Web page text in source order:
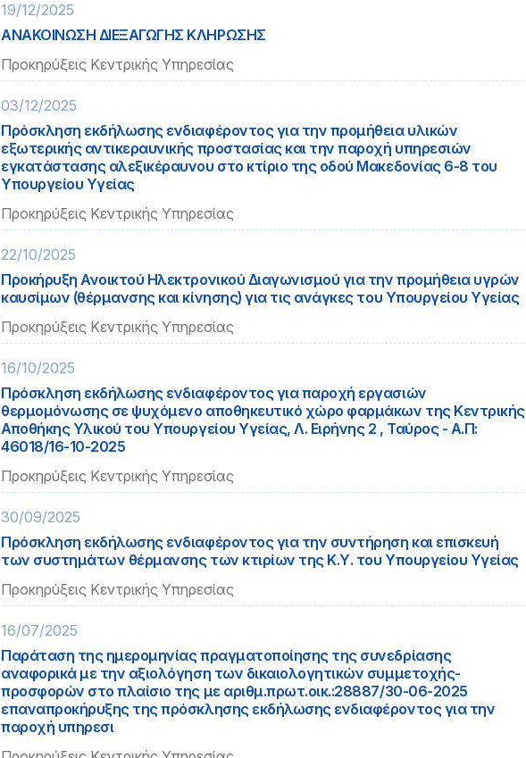
19/12/2025
ΑΝΑΚΟΙΝΩΣΗ ΔΙΕΞΑΓΩΓΗΣ ΚΛΗΡΩΣΗΣ
Προκηρύξεις Κεντρικής Υπηρεσίας
03/12/2025
Πρόσκληση εκδήλωσης ενδιαφέροντος για την προμήθεια υλικών
εξωτερικής αντικεραυνικής προστασίας και την παροχή υπηρεσιών
εγκατάστασης αλεξικέραυνου στο κτίριο της οδού Μακεδονίας 6-8 του
Υπουργείου Υγείας
Προκηρύξεις Κεντρικής Υπηρεσίας
22/10/2025
Προκήρυξη Ανοικτού Ηλεκτρονικού Διαγωνισμού για την προμήθεια υγρών
καυσίμων (θέρμανσης και κίνησης) για τις ανάγκες του Υπουργείου Υγείας
Προκηρύξεις Κεντρικής Υπηρεσίας
16/10/2025
Πρόσκληση εκδήλωσης ενδιαφέροντος για παροχή εργασιών
θερμομόνωσης σε ψυχόμενο αποθηκευτικό χώρο φαρμάκων της Κεντρικής
Αποθήκης Υλικού του Υπουργείου Υγείας, Λ. Ειρήνης 2 , Ταύρος - Α.Π:
46018/16-10-2025
Προκηρύξεις Κεντρικής Υπηρεσίας
30/09/2025
Πρόσκληση εκδήλωσης ενδιαφέροντος για την συντήρηση και επισκευή
των συστημάτων θέρμανσης των κτιρίων της Κ.Υ. του Υπουργείου Υγείας
Προκηρύξεις Κεντρικής Υπηρεσίας
16/07/2025
Παράταση της ημερομηνίας πραγματοποίησης της συνεδρίασης
αναφορικά με την αξιολόγηση των δικαιολογητικών συμμετοχής-
προσφορών στο πλαίσιο της με αριθμ.πρωτ.οικ.:28887/30-06-2025
επαναπροκήρυξης της πρόσκλησης εκδήλωσης ενδιαφέροντος για την
παροχή υπηρεσι